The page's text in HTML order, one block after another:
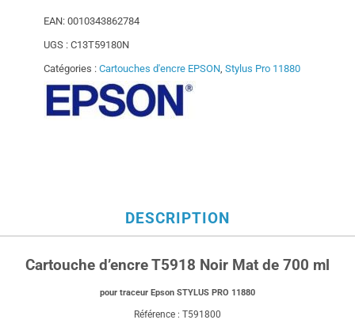
EAN: 0010343862784
UGS : C13T59180N
Catégories : Cartouches d'encre EPSON Stylus Pro 11880
DESCRIPTION
Cartouche d’encre T5918 Noir Mat de 700 ml
pour traceur Epson STYLUS PRO 11880
Référence : T591800